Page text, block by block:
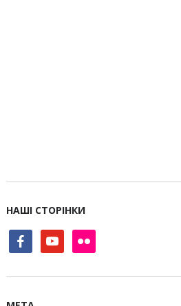
НАШІ СТОРІНКИ
facebookyoutube flickr